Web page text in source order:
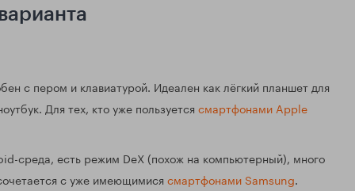
с пером и клавиатурой. Идеален как лёгкий планшет для
Для тех, кто уже пользуется смартфонами Apple
среда, есть режим DeX (похож на компьютерный), много
с уже имеющимися смартфонами Samsung.